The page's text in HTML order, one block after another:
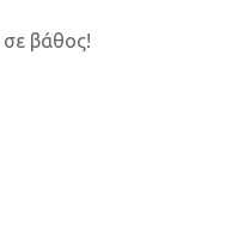
σε βάθος!